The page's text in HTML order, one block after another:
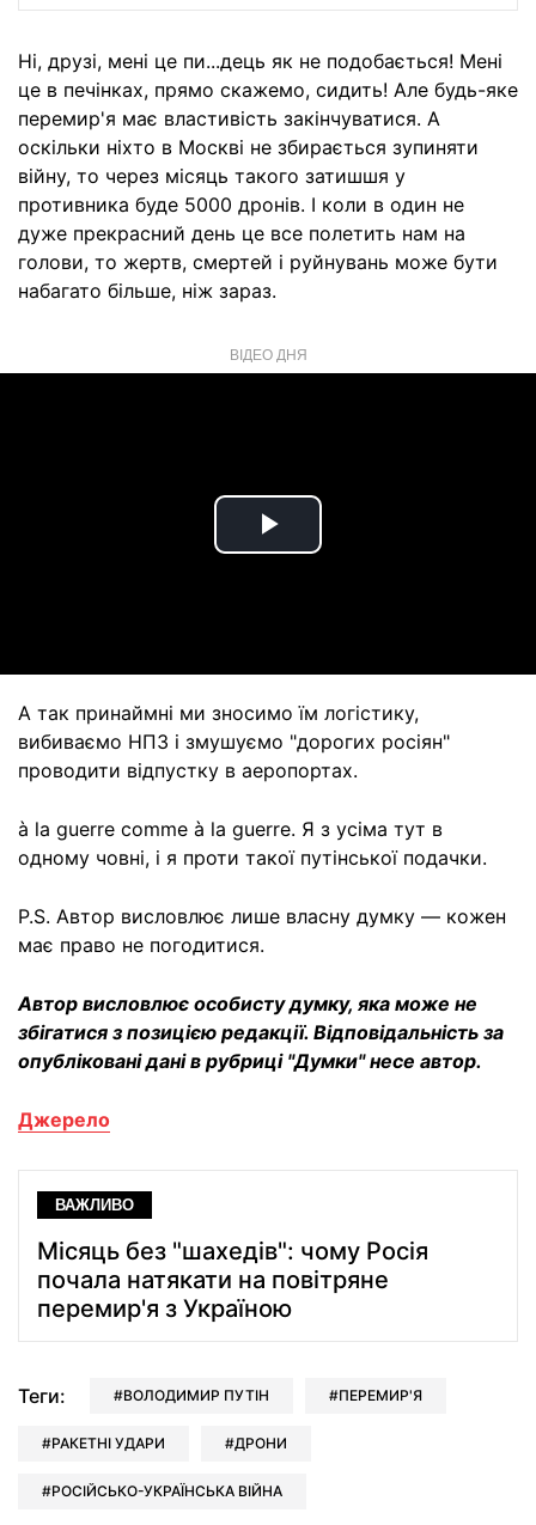
Ні, друзі, мені це пи...дець як не подобається! Мені
це в печінках, прямо скажемо, сидить! Але будь-яке
перемир'я має властивість закінчуватися. А
оскільки ніхто в Москві не збирається зупиняти
війну, то через місяць такого затишшя у
противника буде 5000 дронів. І коли в один не
дуже прекрасний день це все полетить нам на
голови, то жертв, смертей і руйнувань може бути
набагато більше, ніж зараз.
ВІДЕО ДНЯ
Play
А так принаймні ми зносимо їм логістику,
вибиваємо НПЗ і змушуємо "дорогих росіян"
проводити відпустку в аеропортах.
à la guerre comme à la guerre. Я з усіма тут в
одному човні, і я проти такої путінської подачки.
P.S. Автор висловлює лише власну думку — кожен
має право не погодитися.
Автор висловлює особисту думку, яка може не
збігатися з позицією редакції. Відповідальність за
опубліковані дані в рубриці "Думки" несе автор.
Джерело
ВАЖЛИВО
Місяць без "шахедів": чому Росія
почала натякати на повітряне
перемир'я з Україною
Теги: ВОЛОДИМИР ПУТІН ПЕРЕМИР'Я
РАКЕТНІ УДАРИ ДРОНИ
РОСІЙСЬКО-УКРАЇНСЬКА ВІЙНА